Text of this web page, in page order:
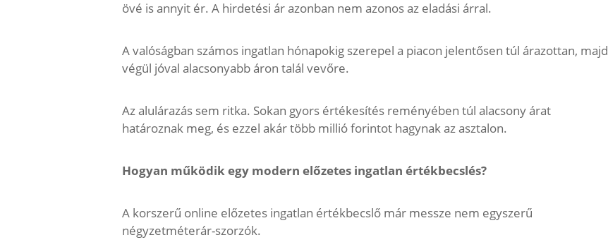
övé is annyit ér. A hirdetési ár azonban nem azonos az eladási árral.
A valóságban számos ingatlan hónapokig szerepel a piacon jelentősen túl árazottan, majd
végül jóval alacsonyabb áron talál vevőre.
Az alulárazás sem ritka. Sokan gyors értékesítés reményében túl alacsony árat
határoznak meg, és ezzel akár több millió forintot hagynak az asztalon.
Hogyan működik egy modern előzetes ingatlan értékbecslés?
A korszerű online előzetes ingatlan értékbecslő már messze nem egyszerű
négyzetméterár-szorzók.